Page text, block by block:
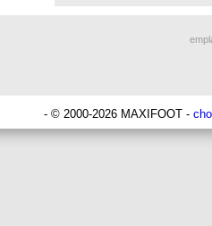
- © 2000-2026 MAXIFOOT -